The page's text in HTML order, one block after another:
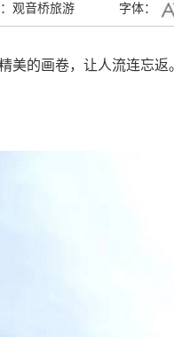
观音桥旅游 字体：
美的画卷，让人流连忘返。